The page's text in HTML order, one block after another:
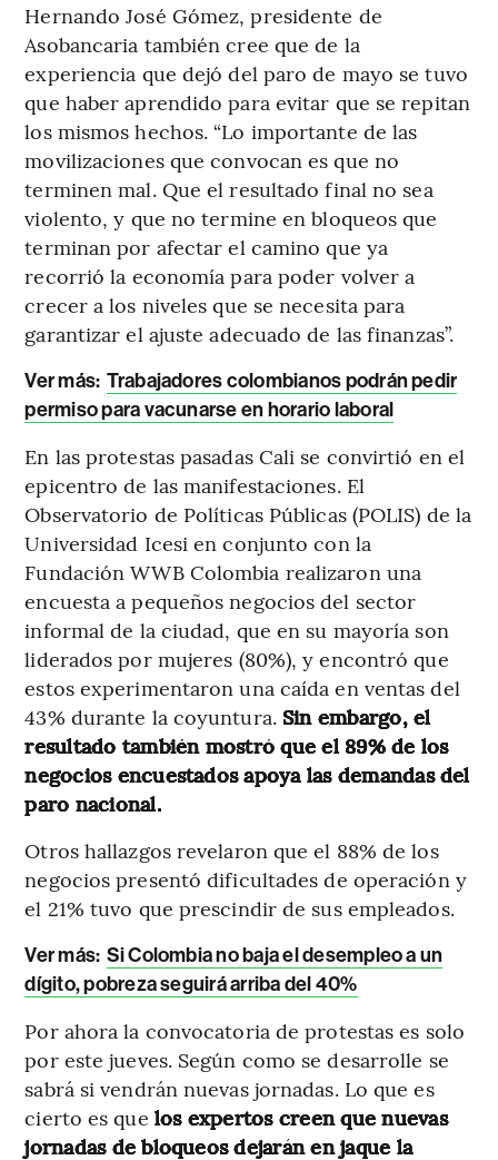
Hernando José Gómez, presidente de
Asobancaria también cree que de la
experiencia que dejó del paro de mayo se tuvo
que haber aprendido para evitar que se repitan
los mismos hechos. “Lo importante de las
movilizaciones que convocan es que no
terminen mal. Que el resultado final no sea
violento, y que no termine en bloqueos que
terminan por afectar el camino que ya
recorrió la economía para poder volver a
crecer a los niveles que se necesita para
garantizar el ajuste adecuado de las finanzas”.
Ver más: Trabajadores colombianos podrán pedir
permiso para vacunarse en horario laboral
En las protestas pasadas Cali se convirtió en el
epicentro de las manifestaciones. El
Observatorio de Políticas Públicas (POLIS) de la
Universidad Icesi en conjunto con la
Fundación WWB Colombia realizaron una
encuesta a pequeños negocios del sector
informal de la ciudad, que en su mayoría son
liderados por mujeres (80%), y encontró que
estos experimentaron una caída en ventas del
43% durante la coyuntura. Sin embargo, el
resultado también mostró que el 89% de los
negocios encuestados apoya las demandas del
paro nacional.
Otros hallazgos revelaron que el 88% de los
negocios presentó dificultades de operación y
el 21% tuvo que prescindir de sus empleados.
Ver más: Si Colombia no baja el desempleo a un
dígito, pobreza seguirá arriba del 40%
Por ahora la convocatoria de protestas es solo
por este jueves. Según como se desarrolle se
sabrá si vendrán nuevas jornadas. Lo que es
cierto es que los expertos creen que nuevas
jornadas de bloqueos dejarán en jaque la